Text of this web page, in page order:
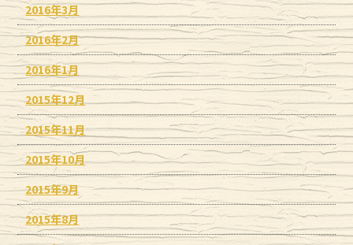
2016年3月
2016年2月
2016年1月
2015年12月
2015年11月
2015年10月
2015年9月
2015年8月